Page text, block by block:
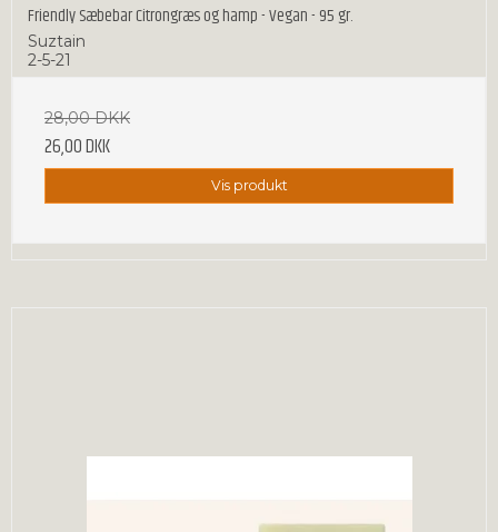
Friendly Sæbebar Citrongræs og hamp - Vegan - 95 gr.
Suztain
2-5-21
28,00 DKK
26,00 DKK
Vis produkt